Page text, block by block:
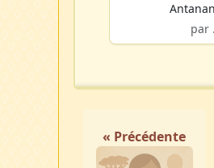
par
« Précédente